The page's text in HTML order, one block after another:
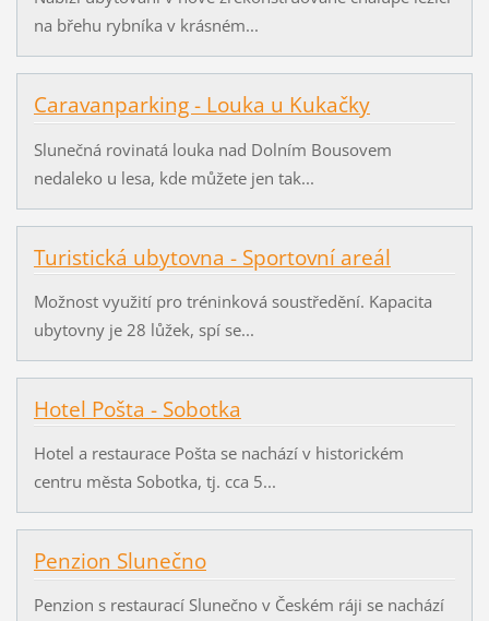
na břehu rybníka v krásném...
Caravanparking - Louka u Kukačky
Slunečná rovinatá louka nad Dolním Bousovem
nedaleko u lesa, kde můžete jen tak...
Turistická ubytovna - Sportovní areál
Možnost využití pro tréninková soustředění. Kapacita
ubytovny je 28 lůžek, spí se...
Hotel Pošta - Sobotka
Hotel a restaurace Pošta se nachází v historickém
centru města Sobotka, tj. cca 5...
Penzion Slunečno
Penzion s restaurací Slunečno v Českém ráji se nachází